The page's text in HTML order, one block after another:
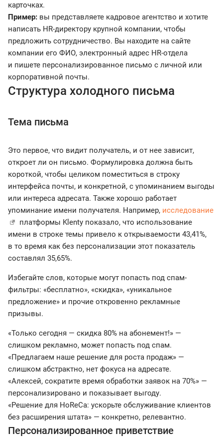
карточках.
Пример: вы представляете кадровое агентство и хотите
написать HR-директору крупной компании, чтобы
предложить сотрудничество. Вы находите на сайте
компании его ФИО, электронный адрес HR-отдела
и пишете персонализированное письмо с личной или
корпоративной почты.
Структура холодного письма
Тема письма
Это первое, что видит получатель, и от нее зависит,
откроет ли он письмо. Формулировка должна быть
короткой, чтобы целиком поместиться в строку
интерфейса почты, и конкретной, с упоминанием выгоды
или интереса адресата. Также хорошо работает
упоминание имени получателя. Например, исследование
платформы Klenty показало, что использование
имени в строке темы привело к открываемости 43,41%,
в то время как без персонализации этот показатель
составлял 35,65%.
Избегайте слов, которые могут попасть под спам-
фильтры: «бесплатно», «скидка», «уникальное
предложение» и прочие откровенно рекламные
призывы.
«Только сегодня — скидка 80% на абонемент!» —
слишком рекламно, может попасть под спам.
«Предлагаем наше решение для роста продаж» —
слишком абстрактно, нет фокуса на адресате.
«Алексей, сократите время обработки заявок на 70%» —
персонализировано и показывает выгоду.
«Решение для HoReCa: ускорьте обслуживание клиентов
без расширения штата» — конкретно, релевантно.
Персонализированное приветствие